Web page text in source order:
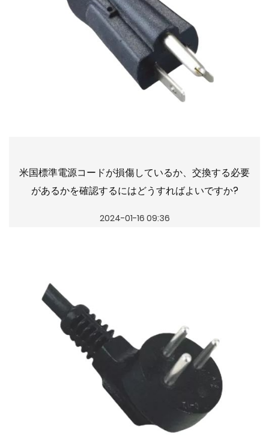
米国標準電源コードが損傷しているか、交換する必要
があるかを確認するにはどうすればよいですか?
2024-01-16 09:36